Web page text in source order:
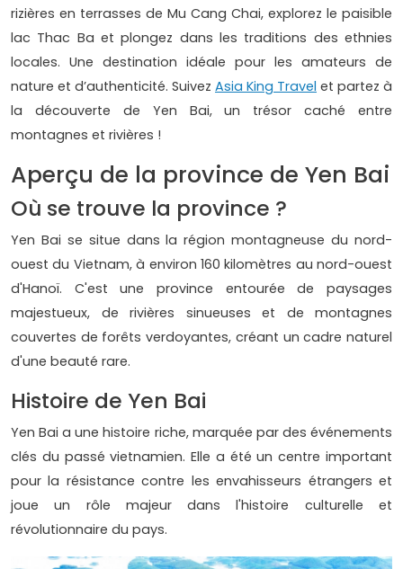
rizières en terrasses de Mu Cang Chai, explorez le paisible
lac Thac Ba et plongez dans les traditions des ethnies
locales. Une destination idéale pour les amateurs de
nature et d’authenticité. Suivez Asia King Travel et partez à
la découverte de Yen Bai, un trésor caché entre
montagnes et rivières !
Aperçu de la province de Yen Bai
Où se trouve la province ?
Yen Bai se situe dans la région montagneuse du nord-
ouest du Vietnam, à environ 160 kilomètres au nord-ouest
d'Hanoï. C'est une province entourée de paysages
majestueux, de rivières sinueuses et de montagnes
couvertes de forêts verdoyantes, créant un cadre naturel
d'une beauté rare.
Histoire de Yen Bai
Yen Bai a une histoire riche, marquée par des événements
clés du passé vietnamien. Elle a été un centre important
pour la résistance contre les envahisseurs étrangers et
joue un rôle majeur dans l'histoire culturelle et
révolutionnaire du pays.